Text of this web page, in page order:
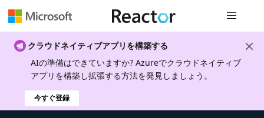
クラウドネイティブアプリを構築する
AIの準備はできていますか? Azureでクラウドネイティブ
アプリを構築し拡張する方法を発見しましょう。
今すぐ登録